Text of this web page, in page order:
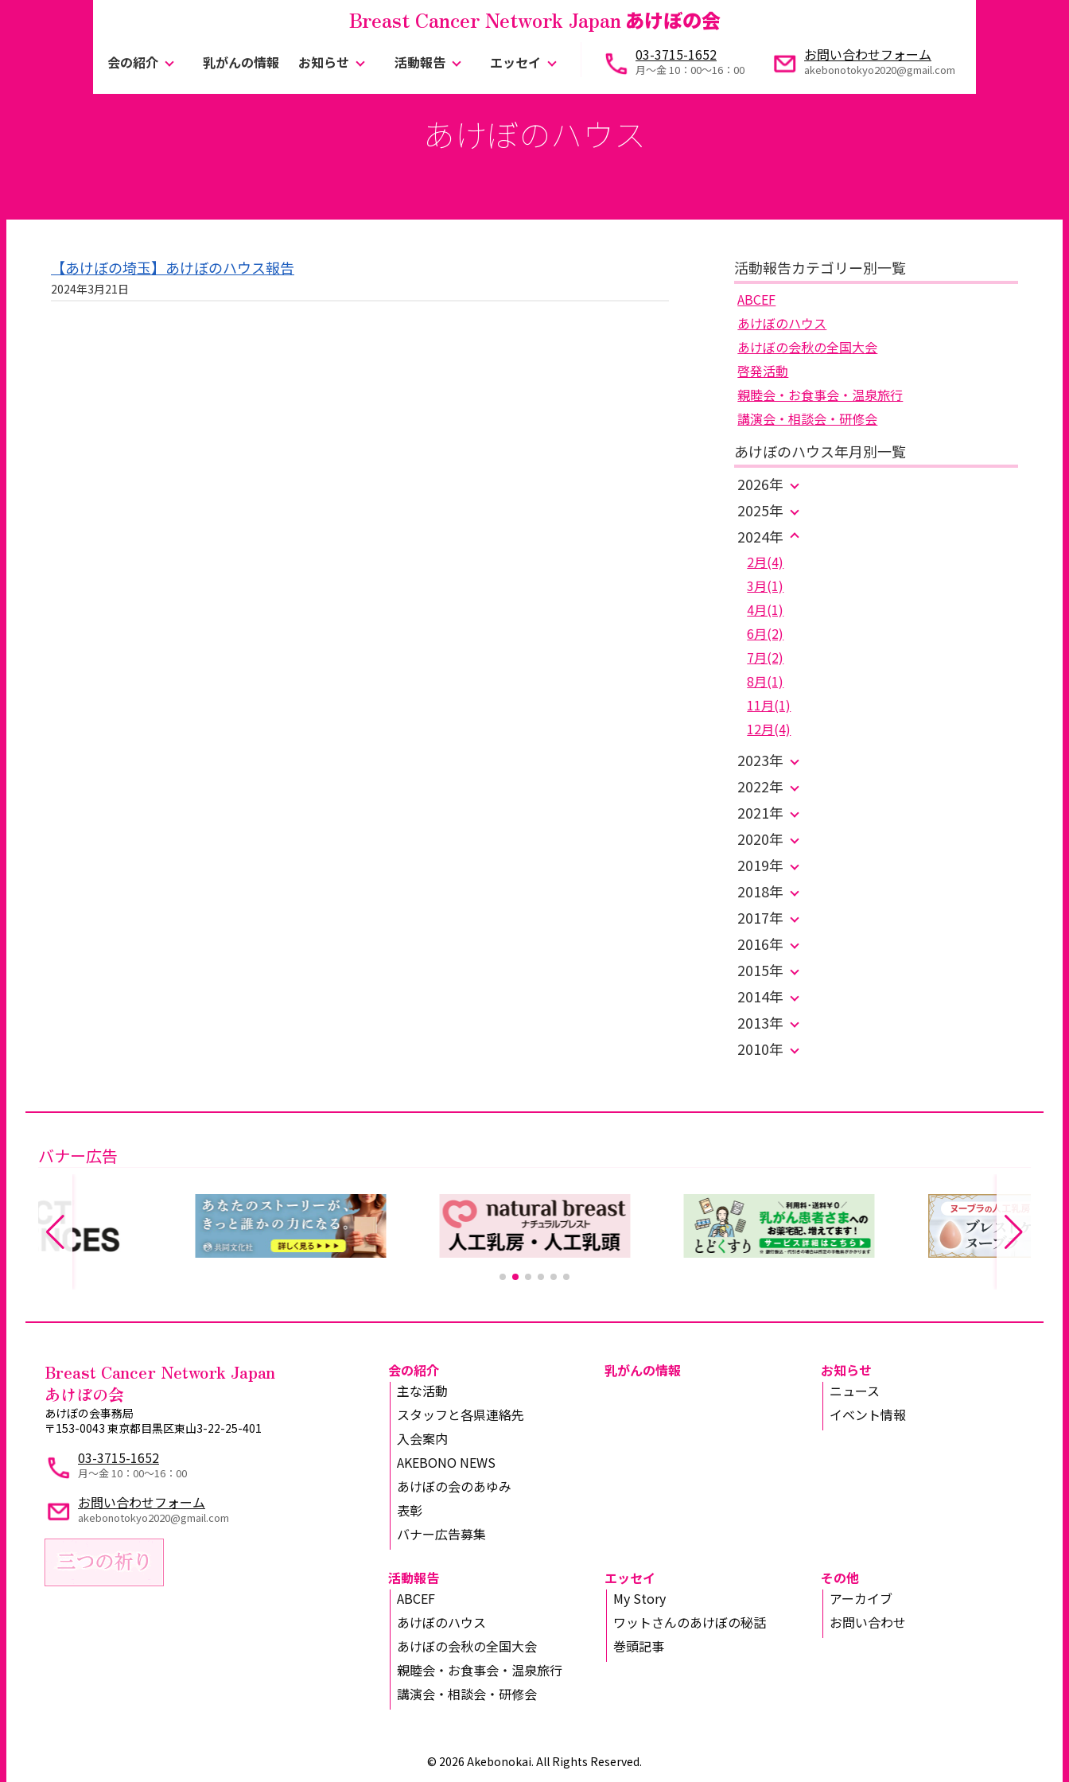
Breast Cancer Network Japan あけぼの会
会の紹介 乳がんの情報 お知らせ 活動報告 エッセイ 03-3715-1652
月～金 10：00〜16：00
お問い合わせフォーム
akebonotokyo2020@gmail.com
あけぼのハウス
【あけぼの埼玉】あけぼのハウス報告
2024年3月21日
活動報告カテゴリー別一覧
ABCEF
あけぼのハウス
あけぼの会秋の全国大会
啓発活動
親睦会・お食事会・温泉旅行
講演会・相談会・研修会
あけぼのハウス年月別一覧
2026年
2025年
2024年
2月(4)
3月(1)
4月(1)
6月(2)
7月(2)
8月(1)
11月(1)
12月(4)
2023年
2022年
2021年
2020年
2019年
2018年
2017年
2016年
2015年
2014年
2013年
2010年
バナー広告
Breast Cancer Network Japan
あけぼの会
あけぼの会事務局
〒153-0043 東京都目黒区東山3-22-25-401
03-3715-1652
月～金 10：00〜16：00
お問い合わせフォーム
akebonotokyo2020@gmail.com
会の紹介
主な活動
スタッフと各県連絡先
入会案内
AKEBONO NEWS
あけぼの会のあゆみ
表彰
バナー広告募集
乳がんの情報
お知らせ
ニュース
イベント情報
活動報告
ABCEF
あけぼのハウス
あけぼの会秋の全国大会
親睦会・お食事会・温泉旅行
講演会・相談会・研修会
エッセイ
My Story
ワットさんのあけぼの秘話
巻頭記事
その他
アーカイブ
お問い合わせ
© 2026 Akebonokai. All Rights Reserved.